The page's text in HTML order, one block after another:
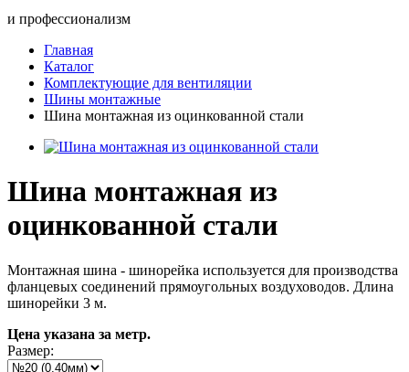
и профессионализм
Главная
Каталог
Комплектующие для вентиляции
Шины монтажные
Шина монтажная из оцинкованной стали
Шина монтажная из
оцинкованной стали
Монтажная шина - шинорейка используется для производства
фланцевых соединений прямоугольных воздуховодов. Длина
шинорейки 3 м.
Цена указана за метр.
Размер: